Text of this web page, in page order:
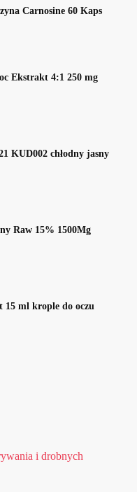
Carnosine 60 Kaps
Ekstrakt 4:1 250 mg
KUD002 chłodny jasny
Raw 15% 1500Mg
15 ml krople do oczu
i drobnych